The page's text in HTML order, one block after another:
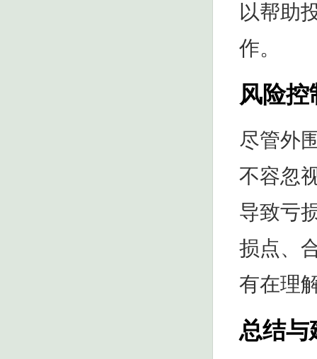
以帮助
作。
风险
尽管外
不容忽
导致亏
损点、
有在理
总结与